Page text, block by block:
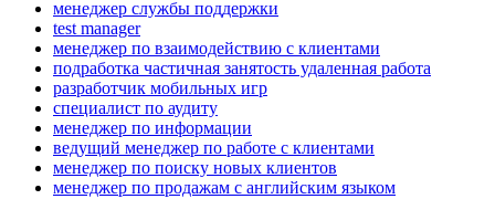
менеджер службы поддержки
test manager
менеджер по взаимодействию с клиентами
подработка частичная занятость удаленная работа
разработчик мобильных игр
специалист по аудиту
менеджер по информации
ведущий менеджер по работе с клиентами
менеджер по поиску новых клиентов
менеджер по продажам с английским языком